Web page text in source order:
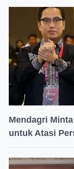
Mendagri
untuk Atasi